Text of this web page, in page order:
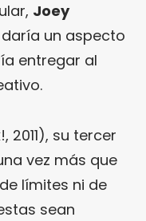
Joey
un aspecto
entregar al
2011), su tercer
vez más que
límites ni de
sean